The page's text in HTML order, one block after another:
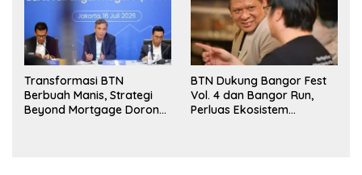
Transformasi BTN
Berbuah Manis, Strategi
Beyond Mortgage Dorong
BTN Dukung Bangor Fest
Vol. 4 dan Bangor Run,
Perluas Ekosistem